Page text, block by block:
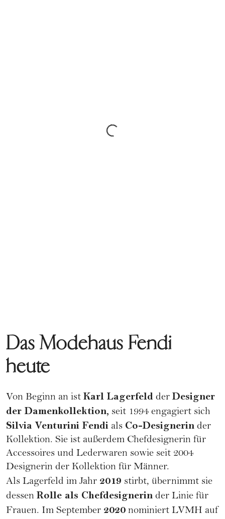
Das Modehaus Fendi
heute
Von Beginn an ist Karl Lagerfeld derDesigner
der Damenkollektion, seit 1994 engagiert sich
Silvia Venturini Fendi als Co-Designerin der
Kollektion. Sie ist außerdem Chefdesignerin für
Accessoires und Lederwaren sowie seit 2004
Designerin der Kollektion für Männer.
Als Lagerfeld im Jahr 2019 stirbt, übernimmt sie
dessen Rolle als Chefdesignerin der Linie für
Frauen. Im September 2020 nominiert LVMH auf